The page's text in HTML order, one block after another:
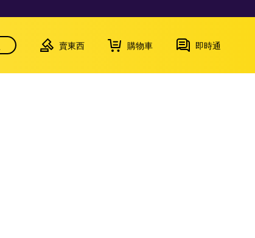
賣東西 購物車 即時通